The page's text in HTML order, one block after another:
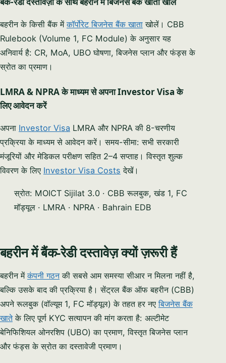
बहरीन के किसी बैंक मेंकॉर्पोरेट बिजनेस बैंक खाता खोलें। CBB
Rulebook (Volume 1, FC Module) के अनुसार यह
अनिवार्य है: CR, MoA, UBO घोषणा, बिजनेस प्लान और फंड्स के
स्रोत का प्रमाण।
LMRA & NPRA के माध्यम से अपना Investor Visa के
लिए आवेदन करें
अपना Investor Visa LMRA और NPRA की 8-चरणीय
प्रक्रिया के माध्यम से आवेदन करें। समय-सीमा: सभी सरकारी
मंजूरियों और मेडिकल परीक्षण सहित 2–4 सप्ताह। विस्तृत शुल्क
विवरण के लिए Investor Visa Costs देखें।
स्रोत: MOICT Sijilat 3.0 · CBB रूलबुक, खंड 1, FC
मॉड्यूल · LMRA · NPRA · Bahrain EDB
बहरीन में बैंक-रेडी दस्तावेज़ क्यों ज़रूरी हैं
बहरीन मेंकंपनी गठनकी सबसे आम समस्या सीआर न मिलना नहीं है,
बल्कि उसके बाद की प्रक्रिया है। सेंट्रल बैंक ऑफ बहरीन (CBB)
अपने रूलबुक (वॉल्यूम 1, FC मॉड्यूल) के तहत हर नएबिजनेस बैंक
खातेके लिए पूर्ण KYC सत्यापन की मांग करता है: अल्टीमेट
बेनिफिशियल ओनरशिप (UBO) का प्रमाण, विस्तृत बिजनेस प्लान
और फंड्स के स्रोत का दस्तावेजी प्रमाण।